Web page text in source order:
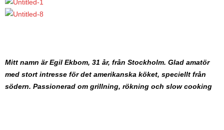
Mitt namn är Egil Ekbom, 31 år, från Stockholm. Glad amatör
med stort intresse för det amerikanska köket, speciellt från
södern. Passionerad om grillning, rökning och slow cooking